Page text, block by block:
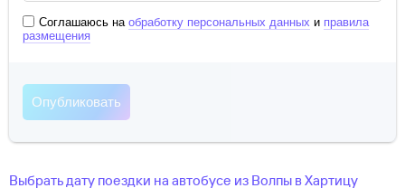
Соглашаюсь на обработку персональных данных и правила
размещения
Выбрать дату поездки на автобусе из Волпы вХартицу